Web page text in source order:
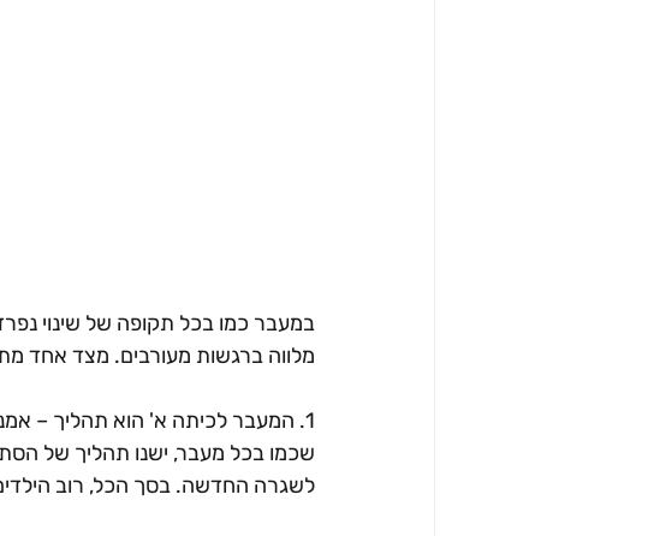
במעבר כמו בכל תקופה של שינוי
מלווה ברגשות מעורבים. מצד אחד
שכמו בכל מעבר, ישנו תהליך של
לשגרה החדשה. בסך הכל, רוב